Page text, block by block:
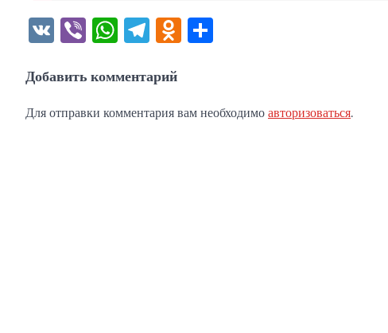
VK ViberWhatsApp
Telegram
Odnoklassniki
Добавить комментарий
Для отправки комментария вам необходимоавторизоваться.